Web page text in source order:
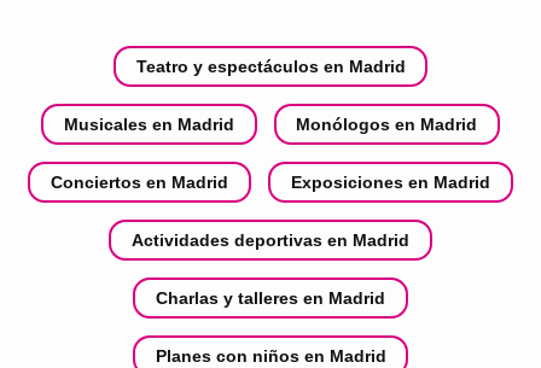
Teatro y espectáculos en Madrid
Musicales en Madrid Monólogos en Madrid
Conciertos en Madrid Exposiciones en Madrid
Actividades deportivas en Madrid
Charlas y talleres en Madrid
Planes con niños en Madrid